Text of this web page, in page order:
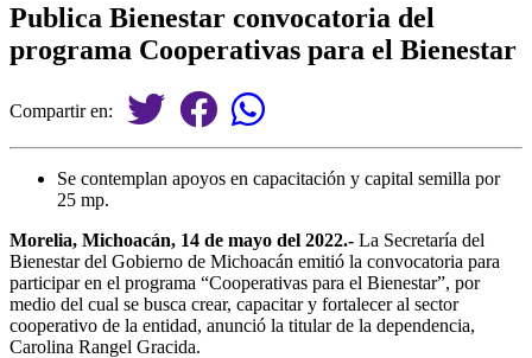
Publica Bienestar convocatoria del
programa Cooperativas para el Bienestar
Compartir en:
Se contemplan apoyos en capacitación y capital semilla por
25 mp.
Morelia, Michoacán, 14 de mayo del 2022.- La Secretaría del
Bienestar del Gobierno de Michoacán emitió la convocatoria para
participar en el programa “Cooperativas para el Bienestar”, por
medio del cual se busca crear, capacitar y fortalecer al sector
cooperativo de la entidad, anunció la titular de la dependencia,
Carolina Rangel Gracida.